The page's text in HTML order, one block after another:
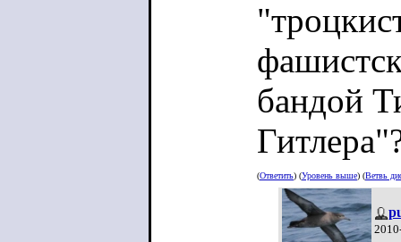
бандой
(Ответить) (Уровень выше) (Ветвь